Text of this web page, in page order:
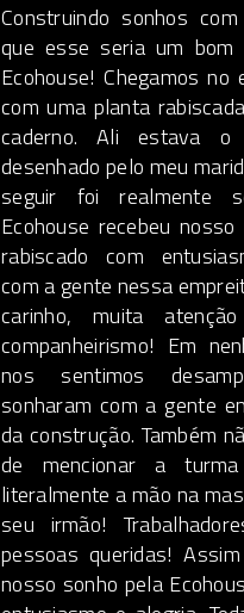
Construindo sonhos
que esse seria um
Ecohouse! Chegamos no
com uma planta
caderno. Ali estava o
desenhado pelo meu
seguir foi realmente
Ecohouse recebeu nosso
rabiscado com
com a gente nessa
carinho, muita
companheirismo! Em
nos sentimos
sonharam com a gente
da construção. Também
de mencionar a
literalmente a mão na
seu irmão!
pessoas queridas!
nosso sonho pela